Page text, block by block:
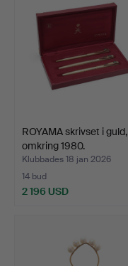
ROYAMA skrivset i guld,
omkring 1980.
Klubbades 18 jan 2026
14 bud
2 196 USD